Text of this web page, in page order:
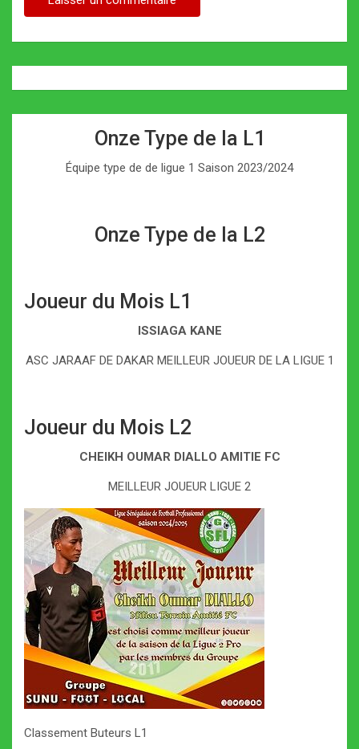
Onze Type de la L1
Équipe type de de ligue 1 Saison 2023/2024
Onze Type de la L2
Joueur du Mois L1
ISSIAGA KANE
ASC JARAAF DE DAKAR MEILLEUR JOUEUR DE LA LIGUE 1
Joueur du Mois L2
CHEIKH OUMAR DIALLO AMITIE FC
MEILLEUR JOUEUR LIGUE 2
Classement Buteurs L1